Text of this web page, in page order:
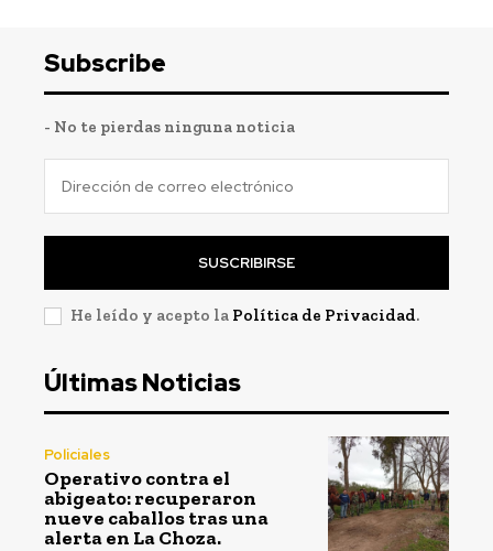
Subscribe
- No te pierdas ninguna noticia
SUSCRIBIRSE
He leído y acepto la Política de Privacidad.
Últimas Noticias
Policiales
Operativo contra el
abigeato: recuperaron
nueve caballos tras una
alerta en La Choza.